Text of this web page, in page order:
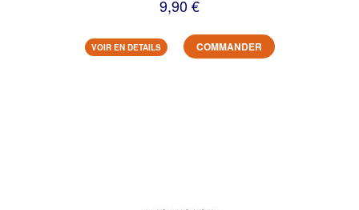
9,90 €
VOIR EN DETAILS COMMANDER